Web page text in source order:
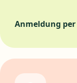
Anmeldung